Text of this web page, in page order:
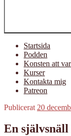
Startsida
Podden
Konsten att
Kurser
Kontakta mig
Patreon
Publicerat 20
En